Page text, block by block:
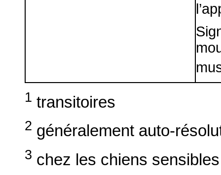
1 transitoires
2 généralement auto-
3 chez les chiens